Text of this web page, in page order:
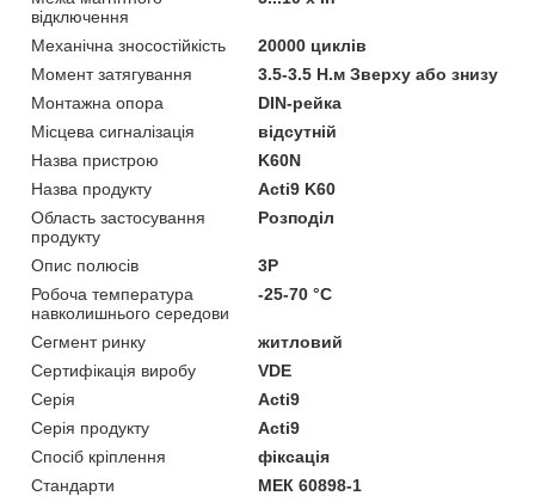
відключення
Механічна зносостійкість
20000 циклів
Момент затягування
3.5-3.5 Н.м Зверху або знизу
Монтажна опора
DIN-рейка
Місцева сигналізація
відсутній
Назва пристрою
K60N
Назва продукту
Acti9 K60
Область застосування
продукту
Розподіл
Опис полюсів
3P
Робоча температура
навколишнього середови
-25-70 °C
Сегмент ринку
житловий
Сертифікація виробу
VDE
Серія
Acti9
Серія продукту
Acti9
Спосіб кріплення
фіксація
Стандарти
МЕК 60898-1